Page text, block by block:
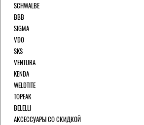
SCHWALBE
BBB
SIGMA
VDO
SKS
VENTURA
KENDA
WELDTITE
TOPEAK
BELELLI
АКСЕССУАРЫ СО СКИДКОЙ